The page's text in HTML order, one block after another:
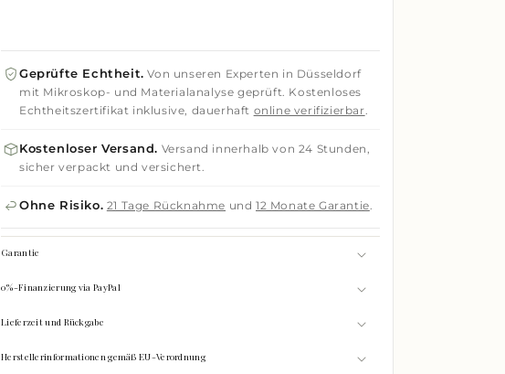
Geprüfte Echtheit. Von unseren Experten in Düsseldorf
mit Mikroskop- und Materialanalyse geprüft. Kostenloses
Echtheitszertifikat inklusive, dauerhaft online verifizierbar
Kostenloser Versand. Versand innerhalb von 24 Stunden,
sicher verpackt und versichert.
Ohne Risiko. 21 Tage Rücknahme und12 Monate Garantie
Garantie
0%-Finanzierung via PayPal
Lieferzeit und Rückgabe
Herstellerinformationen gemäß EU-Verordnung